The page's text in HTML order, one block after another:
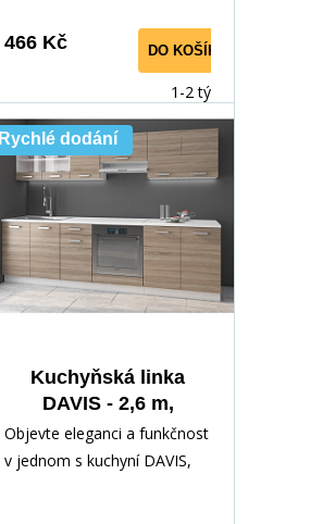
466 Kč DO KOŠÍKU
1-2 týdny
Rychlé dodání
Kuchyňská linka
DAVIS - 2,6 m,
Bílá/Dub Sonoma
Trufla
Objevte eleganci a funkčnost
v jednom s kuchyní DAVIS,